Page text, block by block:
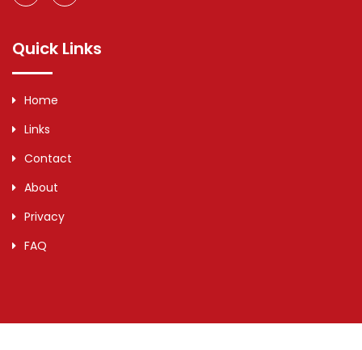
Quick Links
Home
Links
Contact
About
Privacy
FAQ